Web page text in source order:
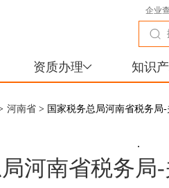
企业
资质办理 知识
河南省 > 国家税务总局河南省税务局
.
河南省税务局